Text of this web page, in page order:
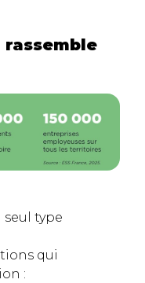
rassemble
seul type
qui
: